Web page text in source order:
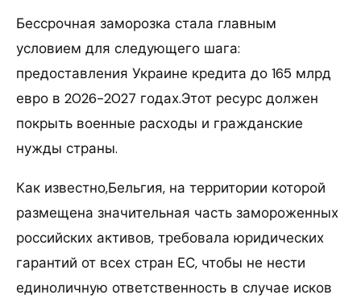
Бессрочная заморозка стала главным
условием для следующего шага:
предоставления Украине кредита до 165 млрд
евро в 2026-2027 годах.Этот ресурс должен
покрыть военные расходы и гражданские
нужды страны.
Как известно,Бельгия, на территории которой
размещена значительная часть замороженных
российских активов, требовала юридических
гарантий от всех стран ЕС, чтобы не нести
единоличную ответственность в случае исков